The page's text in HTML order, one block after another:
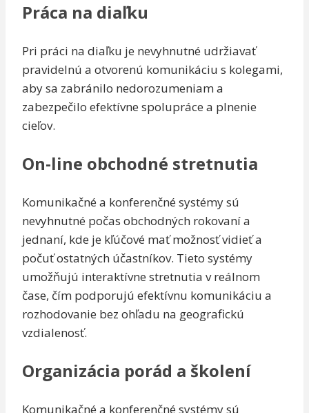
Práca na diaľku
Pri práci na diaľku je nevyhnutné udržiavať
pravidelnú a otvorenú komunikáciu s kolegami,
aby sa zabránilo nedorozumeniam a
zabezpečilo efektívne spolupráce a plnenie
cieľov.
On-line obchodné stretnutia
Komunikačné a konferenčné systémy sú
nevyhnutné počas obchodných rokovaní a
jednaní, kde je kľúčové mať možnosť vidieť a
počuť ostatných účastníkov. Tieto systémy
umožňujú interaktívne stretnutia v reálnom
čase, čím podporujú efektívnu komunikáciu a
rozhodovanie bez ohľadu na geografickú
vzdialenosť.
Organizácia porád a školení
Komunikačné a konferenčné systémy sú